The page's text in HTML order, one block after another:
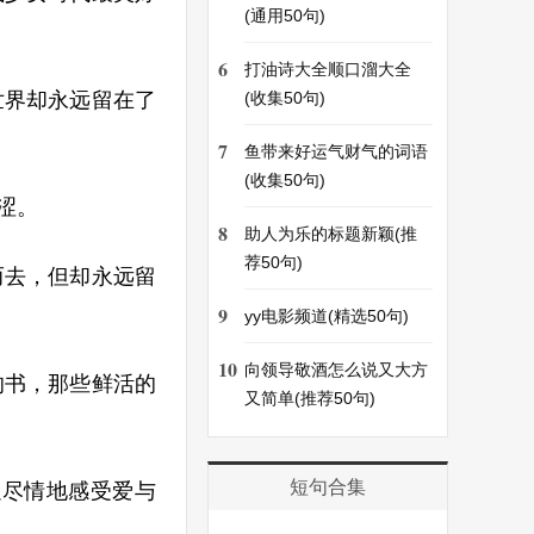
却永远留在了
。
，但却永远留
，那些鲜活的
情地感受爱与
(通用50句)
6
打油诗大全顺口溜大全
(收集50句)
7
鱼带来好运气财气的词语
(收集50句)
8
助人为乐的标题新颖(推
荐50句)
9 yy电影频道(精选50句)
10 向领导敬酒怎么说又大方
又简单(推荐50句)
短句合集